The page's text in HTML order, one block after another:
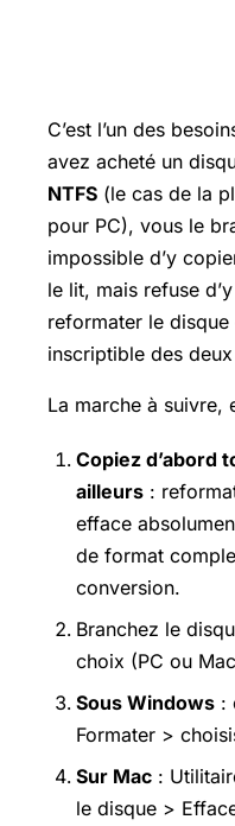
C’est l’un des
avez acheté un
NTFS (le cas de la
pour PC), vous le
impossible d’y
le lit, mais refuse
reformater le disque
inscriptible des
La marche à suivre,
Copiez d’abord
ailleurs :
efface
de format
conversion.
Branchez le
choix (PC ou
Sous Windows :
Formater >
Sur Mac :
le disque >